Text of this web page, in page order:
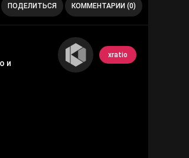
ПОДЕЛИТЬСЯ КОММЕНТАРИИ (0)
xratio
и